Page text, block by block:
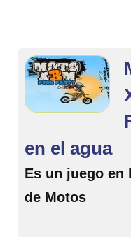
en el agua
Es un juego en
de Motos